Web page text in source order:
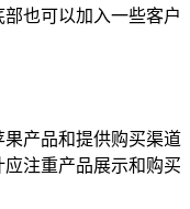
也可以加入一些客户
产品和提供购买渠道
注重产品展示和购买